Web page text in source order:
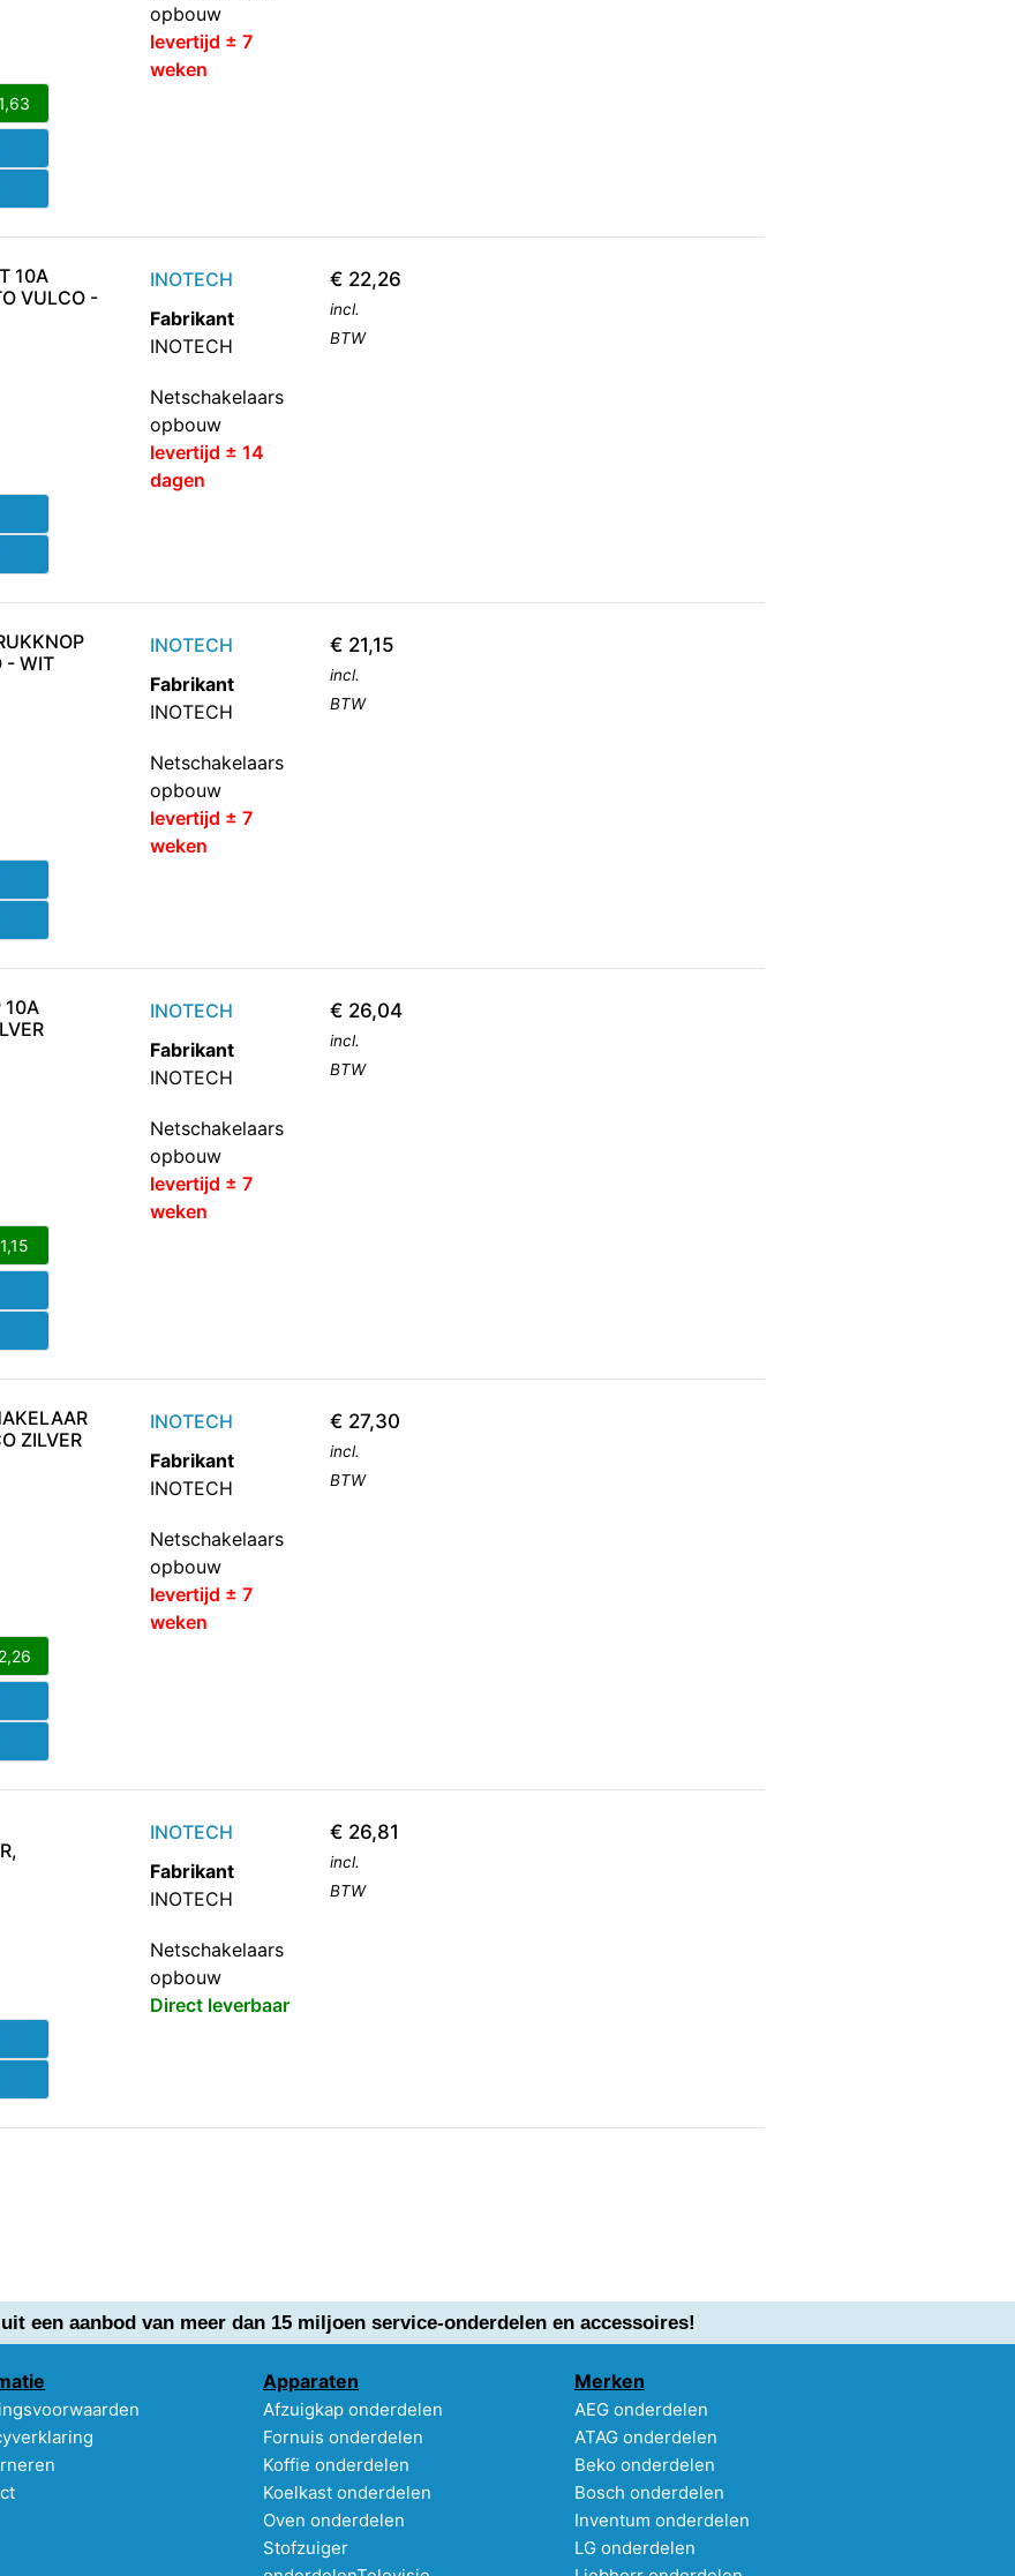
opbouw
levertijd ± 7
weken
10A
VULCO -
INOTECH
Fabrikant
INOTECH
Netschakelaars
opbouw
levertijd ± 14
dagen
€ 22,26
incl.
BTW
- WIT
INOTECH
Fabrikant
INOTECH
Netschakelaars
opbouw
levertijd ± 7
weken
€ 21,15
incl.
BTW
10A
INOTECH
Fabrikant
INOTECH
Netschakelaars
opbouw
levertijd ± 7
weken
€ 26,04
incl.
BTW
ZILVER
INOTECH
Fabrikant
INOTECH
Netschakelaars
opbouw
levertijd ± 7
weken
€ 27,30
incl.
BTW
INOTECH
Fabrikant
INOTECH
Netschakelaars
opbouw
Direct leverbaar
€ 26,81
incl.
BTW
een aanbod van meer dan 15 miljoen service-onderdelen en accessoires!
Apparaten
Afzuigkap onderdelen
Fornuis onderdelen
Koffie onderdelen
Koelkast onderdelen
Oven onderdelen
Stofzuiger
Merken
AEG onderdelen
ATAG onderdelen
Beko onderdelen
Bosch onderdelen
Inventum onderdelen
LG onderdelen